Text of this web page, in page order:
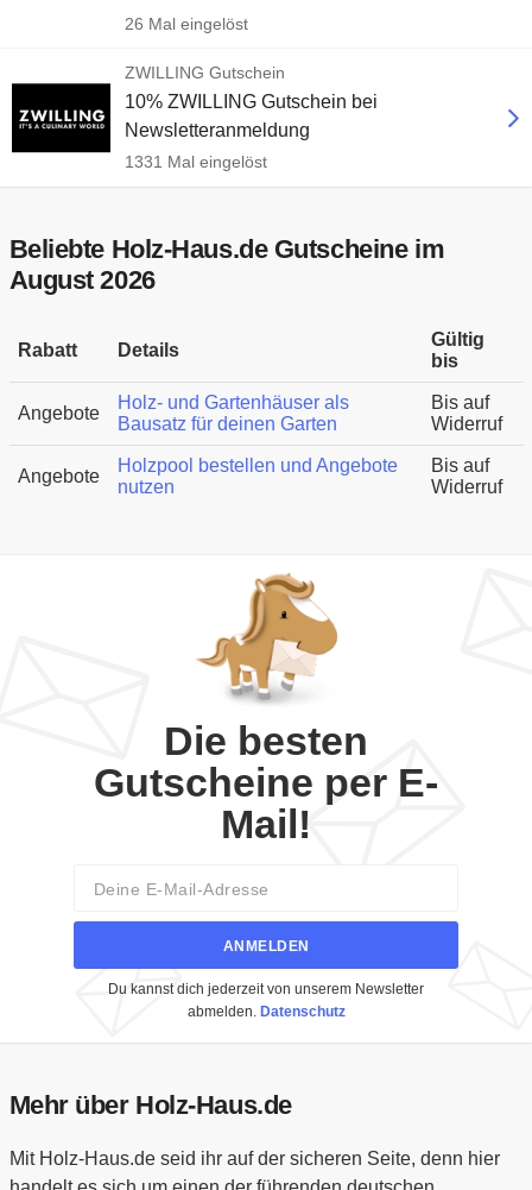
26 Mal eingelöst
ZWILLING Gutschein
10% ZWILLING Gutschein bei
Newsletteranmeldung
1331 Mal eingelöst
Beliebte Holz-Haus.de Gutscheine im
August 2026
Rabatt Details
Gültig
bis
Angebote
Holz- und Gartenhäuser als
Bausatz für deinen Garten
Bis auf
Widerruf
Angebote
Holzpool bestellen und Angebote
nutzen
Bis auf
Widerruf
Die besten
Gutscheine per E-
Mail!
ANMELDEN
Du kannst dich jederzeit von unserem Newsletter
abmelden. Datenschutz
Mehr über Holz-Haus.de
Mit Holz-Haus.de seid ihr auf der sicheren Seite, denn hier